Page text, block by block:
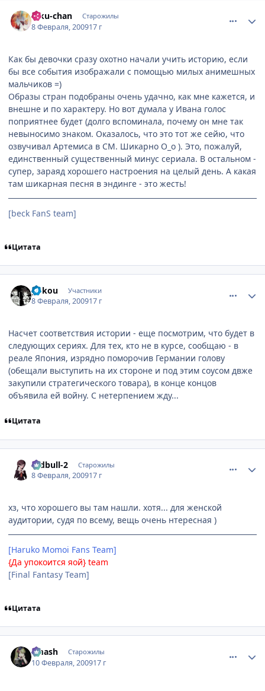
Riku-chan Старожилы
8 Февраля, 200917 г
Как бы девочки сразу охотно начали учить историю, если
бы все события изображали с помощью милых анимешных
мальчиков =)
Образы стран подобраны очень удачно, как мне кажется, и
внешне и по характеру. Но вот думала у Ивана голос
поприятнее будет (долго вспоминала, почему он мне так
невыносимо знаком. Оказалось, что это тот же сейю, что
озвучивал Артемиса в СМ. Шикарно О_о ). Это, пожалуй,
единственный существенный минус сериала. В остальном -
супер, зараяд хорошего настроения на целый день. А какая
там шикарная песня в эндинге - это жесть!
[beck FanS team]
Цитата
gokou Участники
8 Февраля, 200917 г
Насчет соответствия истории - еще посмотрим, что будет в
следующих сериях. Для тех, кто не в курсе, сообщаю - в
реале Япония, изрядно поморочив Германии голову
(обещали выступить на их стороне и под этим соусом двже
закупили стратегического товара), в конце концов
объявила ей войну. С нетерпением жду...
Цитата
redbull-2 Старожилы
8 Февраля, 200917 г
хз, что хорошего вы там нашли. хотя... для женской
аудитории, судя по всему, вещь очень нтересная )
[Haruko Momoi Fans Team]
{Да упокоится яой} team
[Final Fantasy Team]
Цитата
smash Старожилы
10 Февраля, 200917 г